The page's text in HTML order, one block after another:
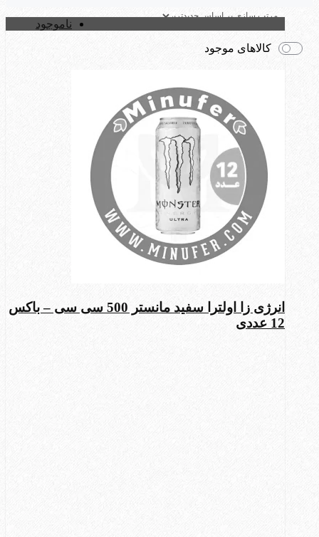
کالاهای موجود
ناموجود
انرژی زا اولترا سفید مانستر 500 سی سی – باکس
12 عددی